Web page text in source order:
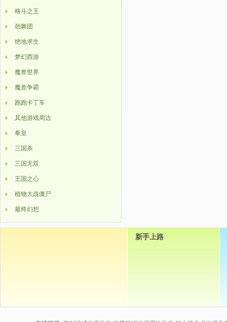
格斗之王
劲舞团
绝地求生
梦幻西游
魔兽世界
魔兽争霸
跑跑卡丁车
其他游戏周边
拳皇
三国杀
三国无双
王国之心
植物大战僵尸
最终幻想
新手上路